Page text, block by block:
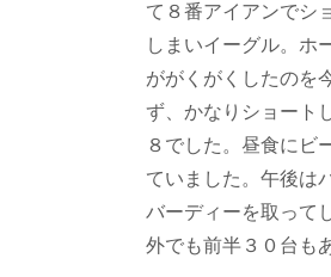
て８番アイアンでシ
しまいイーグル。ホ
ががくがくしたのを
ず、かなりショート
８でした。昼食にビ
ていました。午後は
バーディーを取って
外でも前半３０台も